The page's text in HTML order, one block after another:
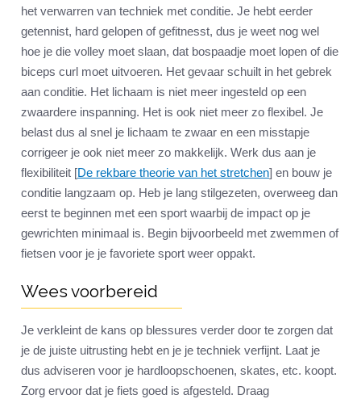
het verwarren van techniek met conditie. Je hebt eerder
getennist, hard gelopen of gefitnesst, dus je weet nog wel
hoe je die volley moet slaan, dat bospaadje moet lopen of die
biceps curl moet uitvoeren. Het gevaar schuilt in het gebrek
aan conditie. Het lichaam is niet meer ingesteld op een
zwaardere inspanning. Het is ook niet meer zo flexibel. Je
belast dus al snel je lichaam te zwaar en een misstapje
corrigeer je ook niet meer zo makkelijk. Werk dus aan je
flexibiliteit [De rekbare theorie van het stretchen] en bouw je
conditie langzaam op. Heb je lang stilgezeten, overweeg dan
eerst te beginnen met een sport waarbij de impact op je
gewrichten minimaal is. Begin bijvoorbeeld met zwemmen of
fietsen voor je je favoriete sport weer oppakt.
Wees voorbereid
Je verkleint de kans op blessures verder door te zorgen dat
je de juiste uitrusting hebt en je je techniek verfijnt. Laat je
dus adviseren voor je hardloopschoenen, skates, etc. koopt.
Zorg ervoor dat je fiets goed is afgesteld. Draag